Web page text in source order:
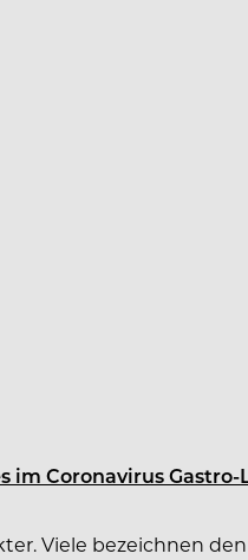
Coronavirus Gastro-
Viele bezeichnen